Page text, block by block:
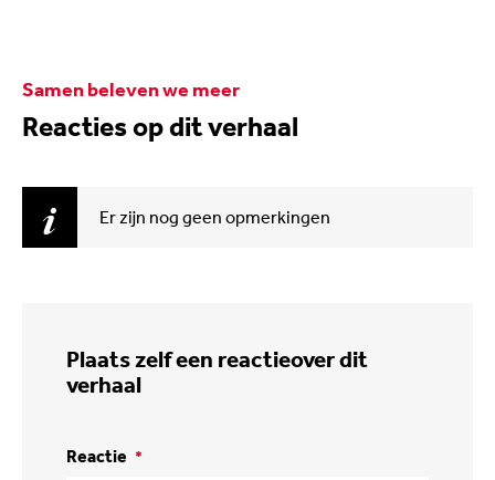
Samen beleven we meer
Reacties op dit verhaal
Er zijn nog geen opmerkingen
Plaats zelf een reactieover dit
verhaal
Reactie *